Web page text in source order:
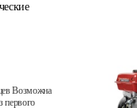
Возможна
первого